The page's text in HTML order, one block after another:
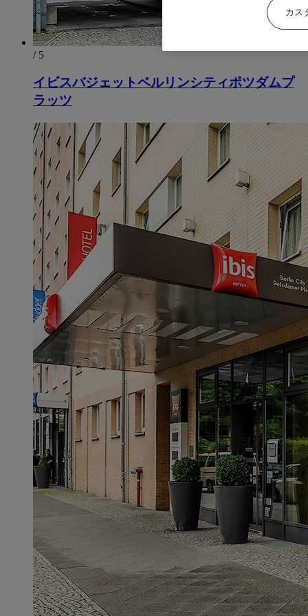
/ 5
イビスバジェットベルリンシティポツダムプ
ラッツ
カス